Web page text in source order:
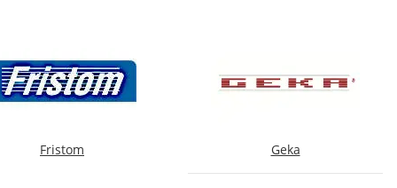
Fristom Geka